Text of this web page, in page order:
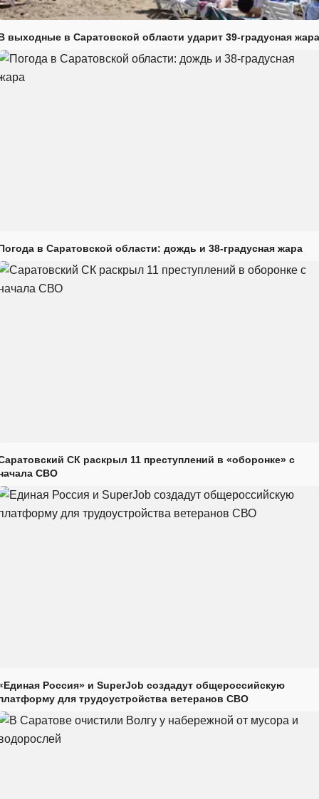
выходные в Саратовской области ударит 39-градусная жара
в Саратовской области: дождь и 38-градусная жара
СК раскрыл 11 преступлений в «оборонке» с
СВО
Россия» и SuperJob создадут общероссийскую
для трудоустройства ветеранов СВО